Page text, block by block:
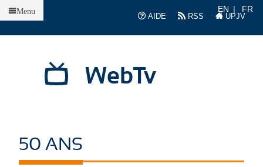
AIDE
RSS UPJV
EN FR
WebTv
Menu
50 ANS